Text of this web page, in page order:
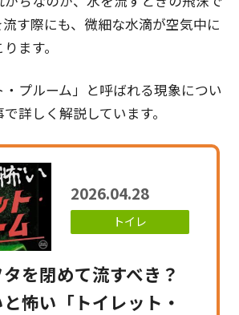
す際にも、微細な水滴が空気中に
ます。
プルーム」と呼ばれる現象につい
詳しく解説しています。
2026.04.28
トイレ
を閉めて流すべき？
怖い「トイレット・